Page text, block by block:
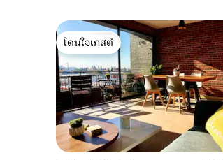
โดนใจเกสต์
โดนใจเกสต์